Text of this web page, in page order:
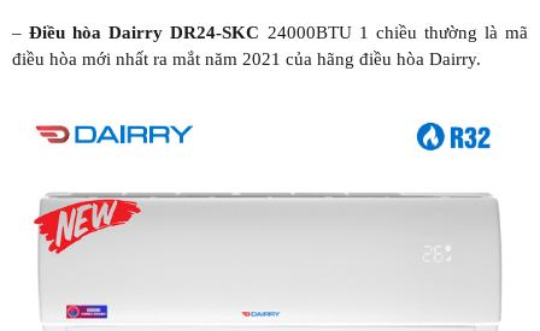
–Điều hòa Dairry DR24-SKC 24000BTU 1 chiều thường là mã
điều hòa mới nhất ra mắt năm 2021 của hãng điều hòa Dairry.